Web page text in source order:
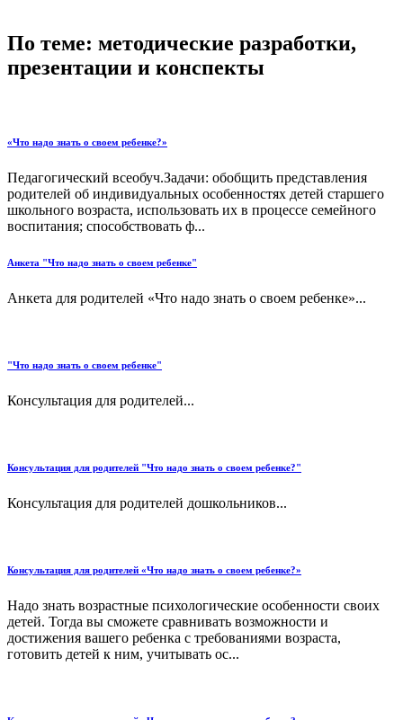
По теме: методические разработки,
презентации и конспекты
«Что надо знать о своем ребенке?»
Педагогический всеобуч.Задачи: обобщить представления
родителей об индивидуальных особенностях детей старшего
школьного возраста, использовать их в процессе семейного
воспитания; способствовать ф...
Анкета "Что надо знать о своем ребенке"
Анкета для родителей «Что надо знать о своем ребенке»...
"Что надо знать о своем ребенке"
Консультация для родителей...
Консультация для родителей "Что надо знать о своем ребенке?"
Консультация для родителей дошкольников...
Консультация для родителей «Что надо знать о своем ребенке?»
Надо знать возрастные психологические особенности своих
детей. Тогда вы сможете сравнивать возможности и
достижения вашего ребенка с требованиями возраста,
готовить детей к ним, учитывать ос...